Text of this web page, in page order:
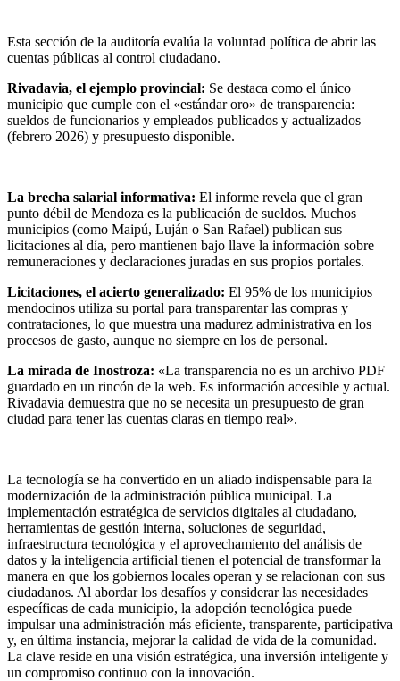
Esta sección de la auditoría evalúa la voluntad política de abrir las
cuentas públicas al control ciudadano.
Rivadavia, el ejemplo provincial: Se destaca como el único
municipio que cumple con el «estándar oro» de transparencia:
sueldos de funcionarios y empleados publicados y actualizados
(febrero 2026) y presupuesto disponible.
La brecha salarial informativa: El informe revela que el gran
punto débil de Mendoza es la publicación de sueldos. Muchos
municipios (como Maipú, Luján o San Rafael) publican sus
licitaciones al día, pero mantienen bajo llave la información sobre
remuneraciones y declaraciones juradas en sus propios portales.
Licitaciones, el acierto generalizado: El 95% de los municipios
mendocinos utiliza su portal para transparentar las compras y
contrataciones, lo que muestra una madurez administrativa en los
procesos de gasto, aunque no siempre en los de personal.
La mirada de Inostroza: «La transparencia no es un archivo PDF
guardado en un rincón de la web. Es información accesible y actual.
Rivadavia demuestra que no se necesita un presupuesto de gran
ciudad para tener las cuentas claras en tiempo real».
La tecnología se ha convertido en un aliado indispensable para la
modernización de la administración pública municipal. La
implementación estratégica de servicios digitales al ciudadano,
herramientas de gestión interna, soluciones de seguridad,
infraestructura tecnológica y el aprovechamiento del análisis de
datos y la inteligencia artificial tienen el potencial de transformar la
manera en que los gobiernos locales operan y se relacionan con sus
ciudadanos. Al abordar los desafíos y considerar las necesidades
específicas de cada municipio, la adopción tecnológica puede
impulsar una administración más eficiente, transparente, participativa
y, en última instancia, mejorar la calidad de vida de la comunidad.
La clave reside en una visión estratégica, una inversión inteligente y
un compromiso continuo con la innovación.